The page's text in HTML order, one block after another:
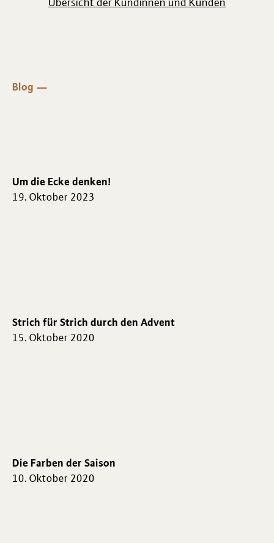
Blog
Um die Ecke denken!
19. Oktober 2023
Strich für Strich durch den Advent
15. Oktober 2020
Die Farben der Saison
10. Oktober 2020